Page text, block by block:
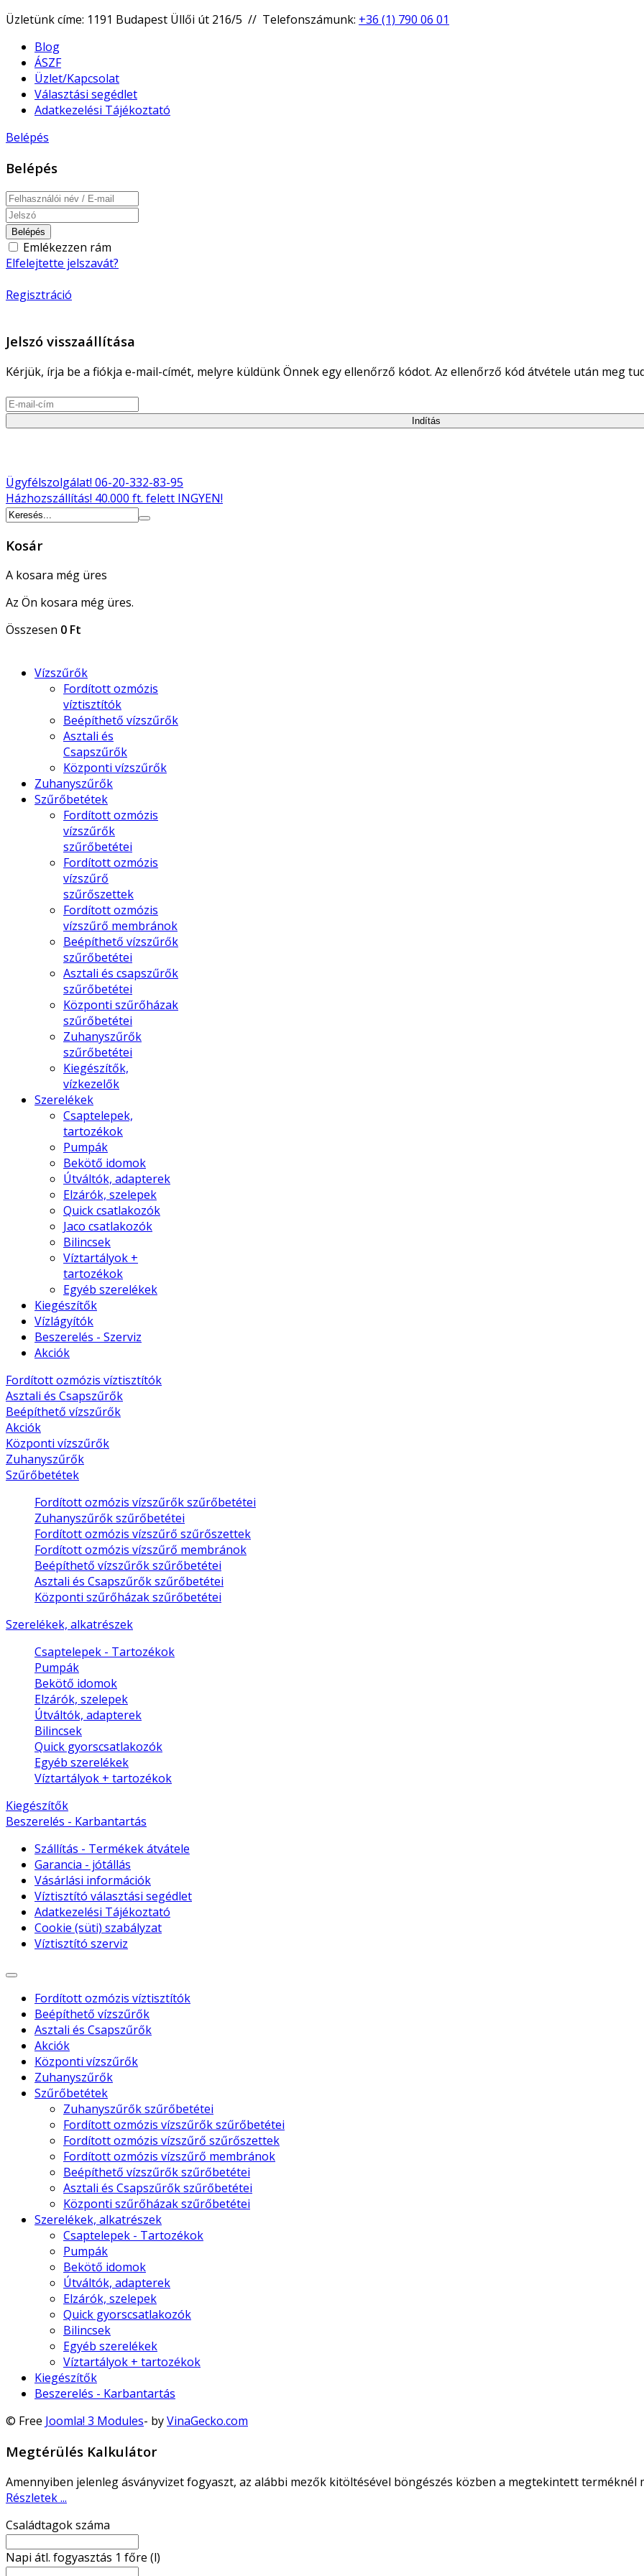
Üzletünk címe: 1191 Budapest Üllői út 216/5 // Telefonszámunk: +36 (1) 790 06 01
Blog
ÁSZF
Üzlet/Kapcsolat
Választási segédlet
Adatkezelési Tájékoztató
Belépés
Belépés
Belépés
Emlékezzen rám
Elfelejtette jelszavát?
Regisztráció
Jelszó visszaállítása
Kérjük, írja be a fiókja e-mail-címét, melyre küldünk Önnek egy ellenőrző kódot. Az ellenőrző kód átvétele után meg
Indítás
Ügyfélszolgálat! 06-20-332-83-95
Házhozszállítás! 40.000 ft. felett INGYEN!
Kosár
A kosara még üres
Az Ön kosara még üres.
Összesen 0 Ft
Vízszűrők
Fordított ozmózis
víztisztítók
Beépíthető vízszűrők
Asztali és
Csapszűrők
Központi vízszűrők
Zuhanyszűrők
Szűrőbetétek
Fordított ozmózis
vízszűrők
szűrőbetétei
Fordított ozmózis
vízszűrő
szűrőszettek
Fordított ozmózis
vízszűrő membránok
Beépíthető vízszűrők
szűrőbetétei
Asztali és csapszűrők
szűrőbetétei
Központi szűrőházak
szűrőbetétei
Zuhanyszűrők
szűrőbetétei
Kiegészítők,
vízkezelők
Szerelékek
Csaptelepek,
tartozékok
Pumpák
Bekötő idomok
Útváltók, adapterek
Elzárók, szelepek
Quick csatlakozók
Jaco csatlakozók
Bilincsek
Víztartályok +
tartozékok
Egyéb szerelékek
Kiegészítők
Vízlágyítók
Beszerelés - Szerviz
Akciók
Fordított ozmózis víztisztítók
Asztali és Csapszűrők
Beépíthető vízszűrők
Akciók
Központi vízszűrők
Zuhanyszűrők
Szűrőbetétek
Fordított ozmózis vízszűrők szűrőbetétei
Zuhanyszűrők szűrőbetétei
Fordított ozmózis vízszűrő szűrőszettek
Fordított ozmózis vízszűrő membránok
Beépíthető vízszűrők szűrőbetétei
Asztali és Csapszűrők szűrőbetétei
Központi szűrőházak szűrőbetétei
Szerelékek, alkatrészek
Csaptelepek - Tartozékok
Pumpák
Bekötő idomok
Elzárók, szelepek
Útváltók, adapterek
Bilincsek
Quick gyorscsatlakozók
Egyéb szerelékek
Víztartályok + tartozékok
Kiegészítők
Beszerelés - Karbantartás
Szállítás - Termékek átvátele
Garancia - jótállás
Vásárlási információk
Víztisztító választási segédlet
Adatkezelési Tájékoztató
Cookie (süti) szabályzat
Víztisztító szerviz
Fordított ozmózis víztisztítók
Beépíthető vízszűrők
Asztali és Csapszűrők
Akciók
Központi vízszűrők
Zuhanyszűrők
Szűrőbetétek
Zuhanyszűrők szűrőbetétei
Fordított ozmózis vízszűrők szűrőbetétei
Fordított ozmózis vízszűrő szűrőszettek
Fordított ozmózis vízszűrő membránok
Beépíthető vízszűrők szűrőbetétei
Asztali és Csapszűrők szűrőbetétei
Központi szűrőházak szűrőbetétei
Szerelékek, alkatrészek
Csaptelepek - Tartozékok
Pumpák
Bekötő idomok
Útváltók, adapterek
Elzárók, szelepek
Quick gyorscsatlakozók
Bilincsek
Egyéb szerelékek
Víztartályok + tartozékok
Kiegészítők
Beszerelés - Karbantartás
© Free Joomla! 3 Modules- byVinaGecko.com
Megtérülés Kalkulátor
Amennyiben jelenleg ásványvizet fogyaszt, az alábbi mezők kitöltésével böngészés közben a megtekintett terméknél
Részletek ...
Családtagok száma
Napi átl. fogyasztás 1 főre (l)